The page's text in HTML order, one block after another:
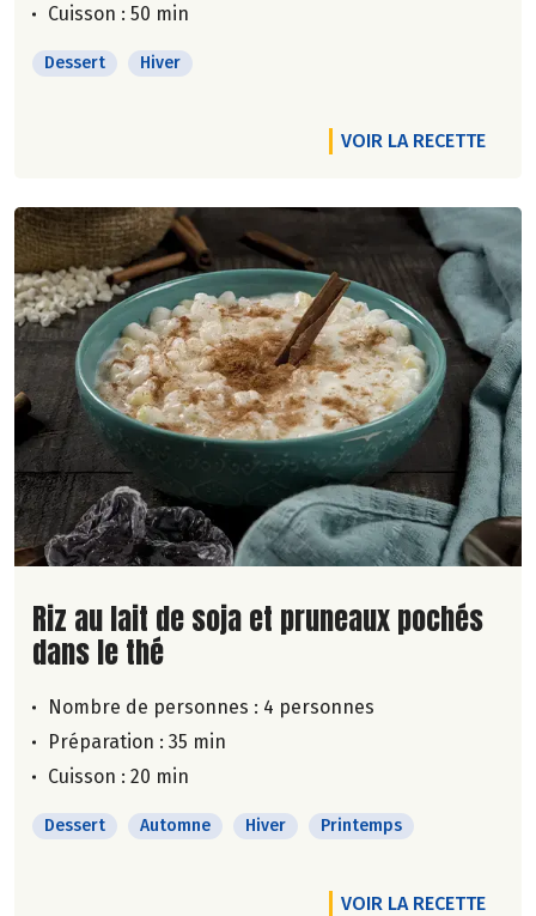
Cuisson : 50 min
Dessert Hiver
VOIR LA RECETTE
Lire la suite de la recette
Riz au lait de soja et pruneaux pochés
dans le thé
Nombre de personnes : 4 personnes
Préparation : 35 min
Cuisson : 20 min
Dessert Automne Hiver Printemps
VOIR LA RECETTE